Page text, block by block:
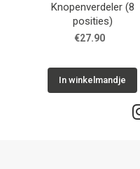
Knopenverdeler (8
posities)
€27.90
In winkelmandje